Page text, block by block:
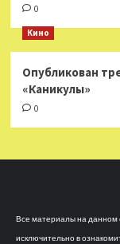
0
Кино
Опубликован
«Каникулы»
0
Все материалы на данном
исключительно в